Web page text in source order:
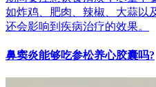
如炸鸡、肥肉、辣椒、大蒜以
还会影响到疾病治疗的效果。
鼻窦炎能够吃参松养心胶囊吗?